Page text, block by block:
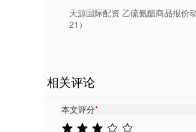
天源国际配资 乙硫氨酯商品报价
21）
相关评论
本文评分*